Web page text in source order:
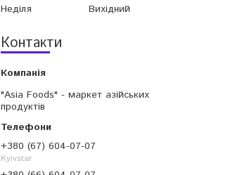
Неділя
Вихідний
Контакти
"Asia Foods" - маркет азійських
продуктів
+380 (67) 604-07-07
Kyivstar